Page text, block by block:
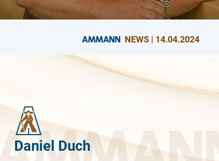
NEWS | 14.04.2024
Daniel Duch